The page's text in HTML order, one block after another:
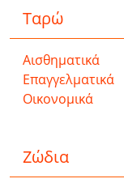
Ταρώ
Αισθηματικά
Επαγγελματικά
Οικονομικά
Ζώδια